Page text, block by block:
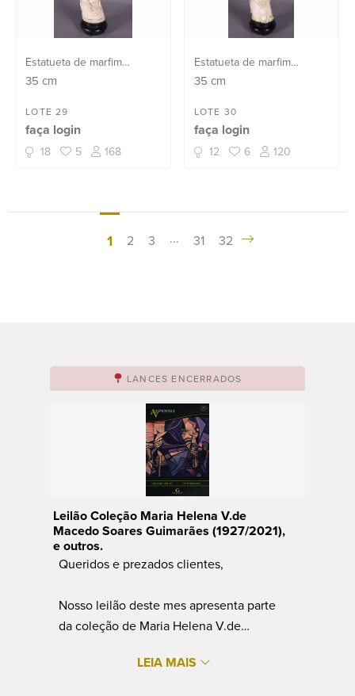
Estatueta de marfim
representando gueixa com
com selo vermelho na
parte posterior. Base de
madeira.
35 cm
LOTE 29
faça login
18 5 168
Estatueta de marfim
representando ancião com
com selo vermelho na
parte posterior. Base de
madeira.
35 cm
LOTE 30
faça login
12 6 120
1 2 3 ... 31 32
LANCES ENCERRADOS
Leilão Coleção Maria Helena V.de
Macedo Soares Guimarães (1927/2021),
e outros.
Queridos e prezados clientes,
Nosso leilão deste mes apresenta parte
da coleção de Maria Helena V.de
de ser chamada de artista plástica, pois
LEIA MAIS